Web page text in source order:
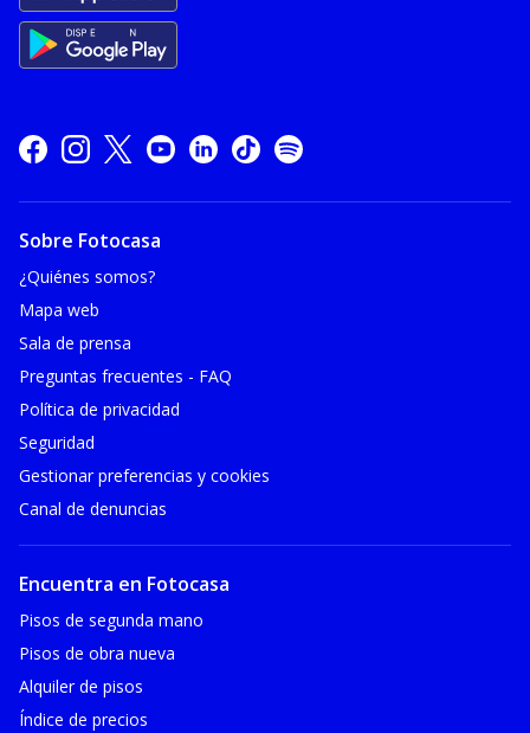
Sobre Fotocasa
¿Quiénes somos?
Mapa web
Sala de prensa
Preguntas frecuentes - FAQ
Política de privacidad
Seguridad
Gestionar preferencias y cookies
Canal de denuncias
Encuentra en Fotocasa
Pisos de segunda mano
Pisos de obra nueva
Alquiler de pisos
Índice de precios